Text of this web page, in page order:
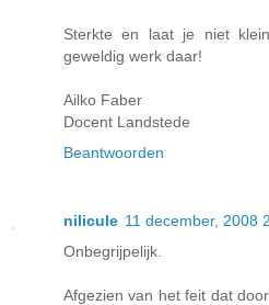
Sterkte en laat je niet
geweldig werk daar!
Ailko Faber
Docent Landstede
Beantwoorden
nilicule 11 december, 2008
Onbegrijpelijk.
Afgezien van het feit dat